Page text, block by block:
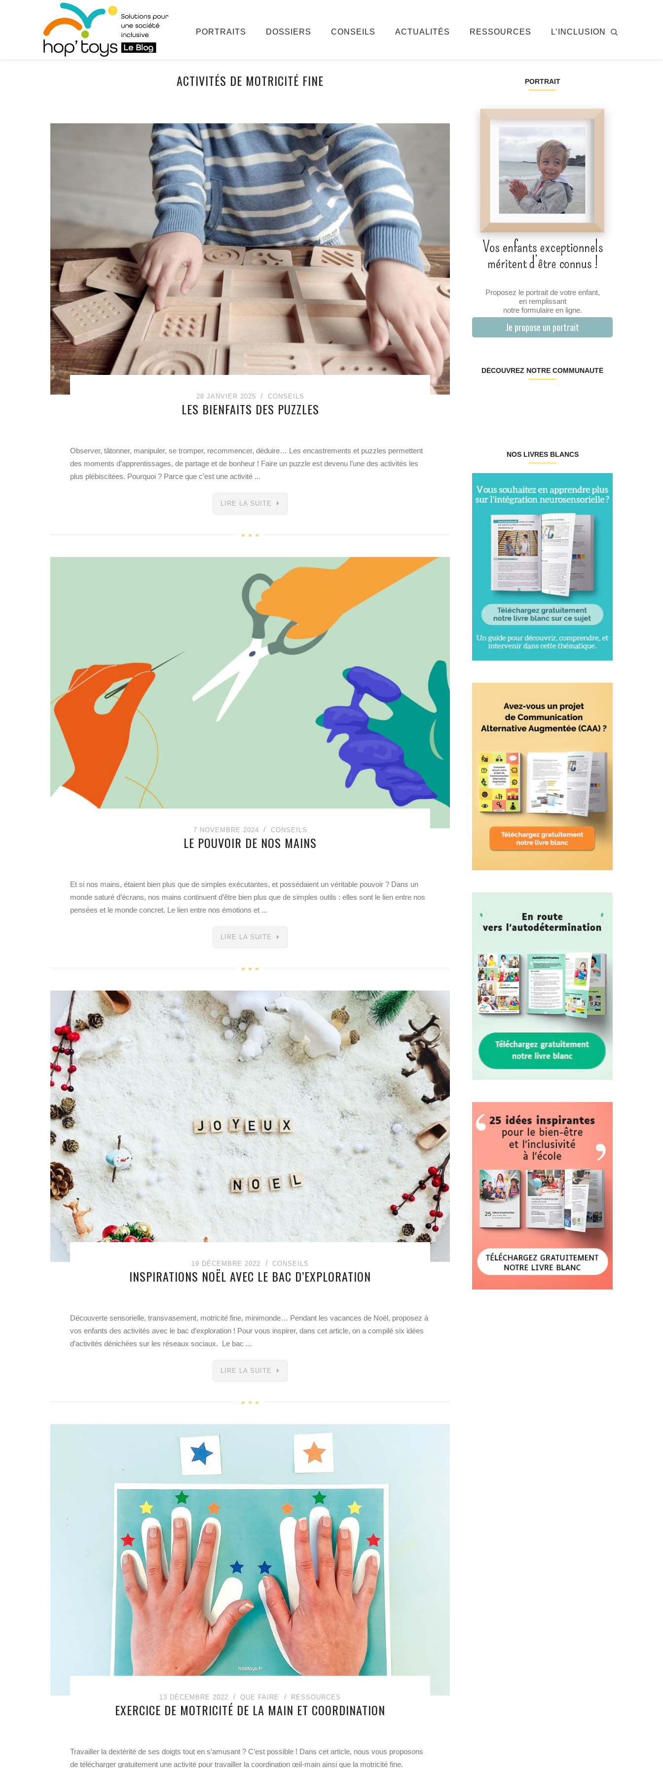
PORTRAITS DOSSIERS CONSEILS ACTUALITÉS RESSOURCES L’INCLUSION
ACTIVITÉS DE MOTRICITÉ FINE
28 JANVIER 2025 CONSEILS
LES BIENFAITS DES PUZZLES
Observer, tâtonner, manipuler, se tromper, recommencer, déduire… Les encastrements et puzzles permettent
des moments d’apprentissages, de partage et de bonheur ! Faire un puzzle est devenu l’une des activités les
plus plébiscitées. Pourquoi ? Parce que c’est une activité ...
LIRE LA SUITE
7 NOVEMBRE 2024 CONSEILS
LE POUVOIR DE NOS MAINS
Et si nos mains, étaient bien plus que de simples exécutantes, et possédaient un véritable pouvoir ? Dans un
monde saturé d’écrans, nos mains continuent d’être bien plus que de simples outils : elles sont le lien entre nos
pensées et le monde concret. Le lien entre nos émotions et ...
LIRE LA SUITE
19 DÉCEMBRE 2022 CONSEILS
INSPIRATIONS NOËL AVEC LE BAC D’EXPLORATION
Découverte sensorielle, transvasement, motricité fine, minimonde… Pendant les vacances de Noël, proposez à
vos enfants des activités avec le bac d’exploration ! Pour vous inspirer, dans cet article, on a compilé six idées
d’activités dénichées sur les réseaux sociaux. Le bac ...
LIRE LA SUITE
13 DÉCEMBRE 2022 QUE FAIRE RESSOURCES
EXERCICE DE MOTRICITÉ DE LA MAIN ET COORDINATION
Travailler la dextérité de ses doigts tout en s’amusant ? C’est possible ! Dans cet article, nous vous proposons
de télécharger gratuitement une activité pour travailler la coordination œil-main ainsi que la motricité fine.
PORTRAIT
Proposez le portrait de votre enfant,
en remplissant
notre formulaire en ligne.
Je propose un portrait
DÉCOUVREZ NOTRE COMMUNAUTÉ
NOS LIVRES BLANCS